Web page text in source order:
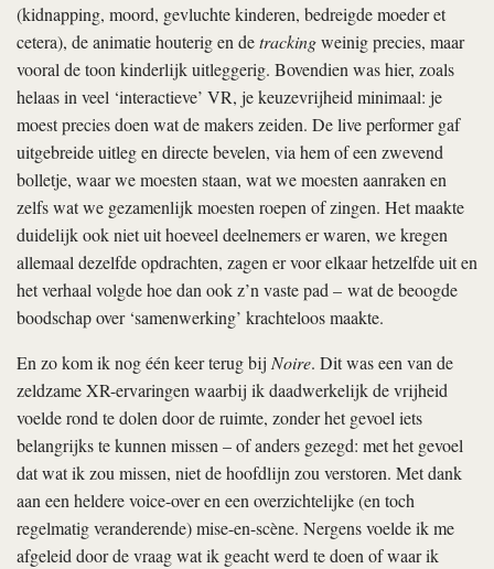
(kidnapping, moord, gevluchte kinderen, bedreigde moeder et
cetera), de animatie houterig en detrackingweinig precies, maar
vooral de toon kinderlijk uitleggerig. Bovendien was hier, zoals
helaas in veel ‘interactieve’ VR, je keuzevrijheid minimaal: je
moest precies doen wat de makers zeiden. De live performer gaf
uitgebreide uitleg en directe bevelen, via hem of een zwevend
bolletje, waar we moesten staan, wat we moesten aanraken en
zelfs wat we gezamenlijk moesten roepen of zingen. Het maakte
duidelijk ook niet uit hoeveel deelnemers er waren, we kregen
allemaal dezelfde opdrachten, zagen er voor elkaar hetzelfde uit en
het verhaal volgde hoe dan ook z’n vaste pad – wat de beoogde
boodschap over ‘samenwerking’ krachteloos maakte.
En zo kom ik nog één keer terug bij Noire. Dit was een van de
zeldzame XR-ervaringen waarbij ik daadwerkelijk de vrijheid
voelde rond te dolen door de ruimte, zonder het gevoel iets
belangrijks te kunnen missen – of anders gezegd: met het gevoel
dat wat ik zou missen, niet de hoofdlijn zou verstoren. Met dank
aan een heldere voice-over en een overzichtelijke (en toch
regelmatig veranderende) mise-en-scène. Nergens voelde ik me
afgeleid door de vraag wat ik geacht werd te doen of waar ik